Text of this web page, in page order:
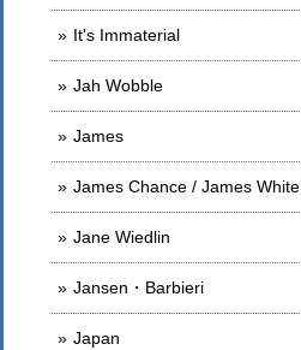
It's Immaterial
Jah Wobble
James
James Chance / James White
Jane Wiedlin
Jansen・Barbieri
Japan